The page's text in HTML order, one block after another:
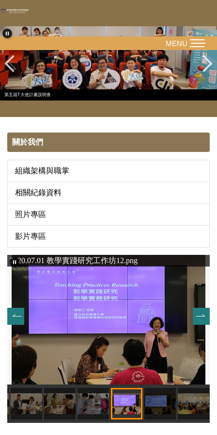
跳
主
內
容
區
第五屆T大使計畫說明會
MENU
關於我們
組織架構與職掌
相關紀錄資料
照片專區
影片專區
2020.07.01 教學實踐研究工作坊12.png